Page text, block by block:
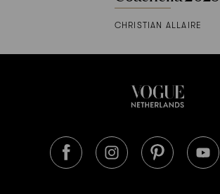
CHRISTIAN ALLAIRE